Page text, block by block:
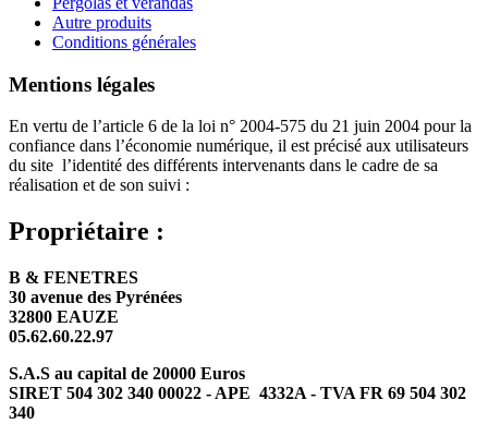
Autre produits
Conditions générales
Mentions légales
En vertu de l’article 6 de la loi n° 2004-575 du 21 juin 2004 pour la
confiance dans l’économie numérique, il est précisé aux utilisateurs
du site l’identité des différents intervenants dans le cadre de sa
réalisation et de son suivi :
Propriétaire :
B & FENETRES
30 avenue des Pyrénées
32800 EAUZE
05.62.60.22.97
S.A.S au capital de 20000 Euros
SIRET 504 302 340 00022 - APE 4332A - TVA FR 69 504 302
340